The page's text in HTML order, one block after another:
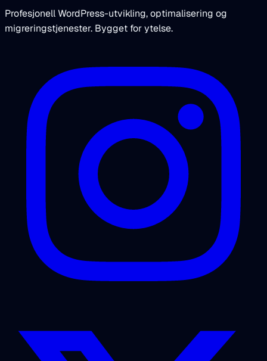
Profesjonell WordPress-utvikling, optimalisering og
migreringstjenester. Bygget for ytelse.